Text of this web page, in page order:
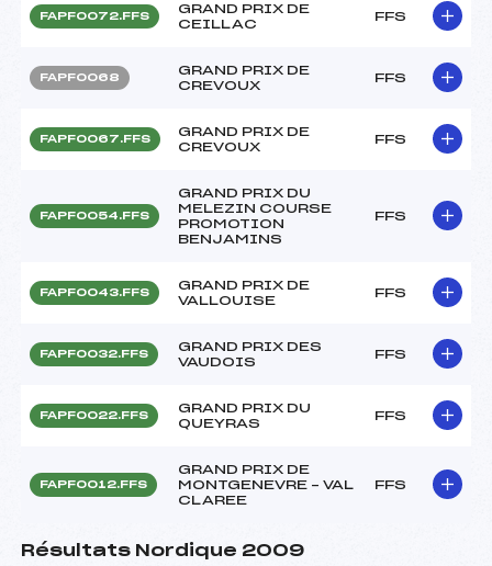
FAPF0072.FFS
GRAND PRIX DE
CEILLAC
FFS
FAPF0068
GRAND PRIX DE
CREVOUX
FFS
FAPF0067.FFS
GRAND PRIX DE
CREVOUX
FFS
FAPF0054.FFS
GRAND PRIX DU
MELEZIN COURSE
PROMOTION
BENJAMINS
FFS
FAPF0043.FFS
GRAND PRIX DE
VALLOUISE
FFS
FAPF0032.FFS
GRAND PRIX DES
VAUDOIS
FFS
FAPF0022.FFS
GRAND PRIX DU
QUEYRAS
FFS
FAPF0012.FFS
GRAND PRIX DE
MONTGENEVRE – VAL
CLAREE
FFS
Résultats Nordique 2009